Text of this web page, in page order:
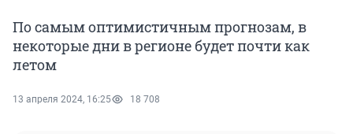
По самым оптимистичным прогнозам, в
некоторые дни в регионе будет почти как
летом
13 апреля 2024, 16:25 18 708